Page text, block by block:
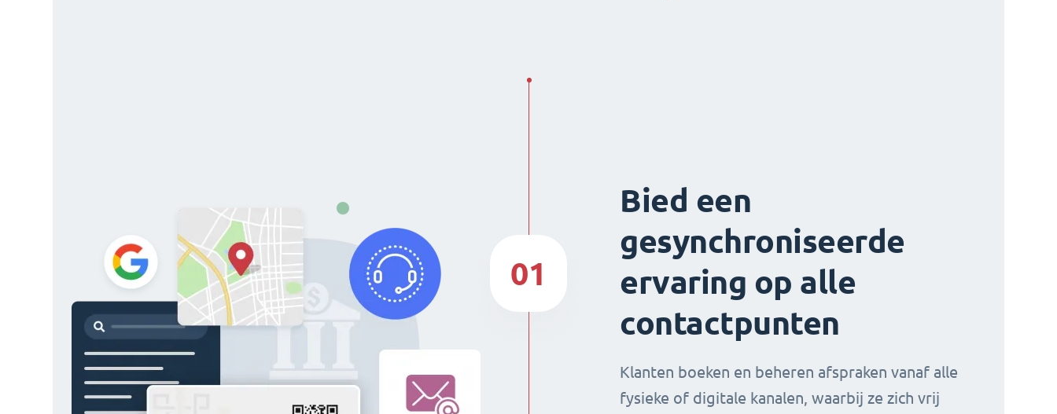
Bied een
gesynchroniseerde
ervaring op alle
contactpunten
Klanten boeken en beheren afspraken vanaf alle
fysieke of digitale kanalen, waarbij ze zich vrij
01